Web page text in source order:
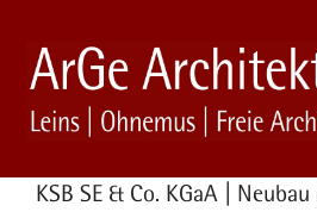
KSB SE & Co. KGaA |